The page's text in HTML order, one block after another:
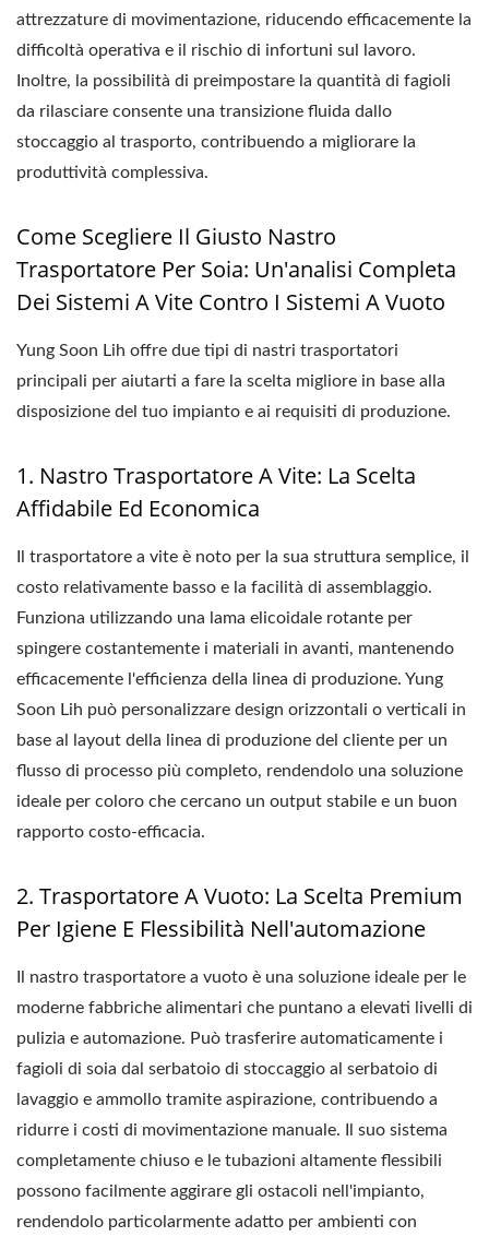
attrezzature di movimentazione, riducendo efficacemente la
difficoltà operativa e il rischio di infortuni sul lavoro.
Inoltre, la possibilità di preimpostare la quantità di fagioli
da rilasciare consente una transizione fluida dallo
stoccaggio al trasporto, contribuendo a migliorare la
produttività complessiva.
Come Scegliere Il Giusto Nastro
Trasportatore Per Soia: Un'analisi Completa
Dei Sistemi A Vite Contro I Sistemi A Vuoto
Yung Soon Lih offre due tipi di nastri trasportatori
principali per aiutarti a fare la scelta migliore in base alla
disposizione del tuo impianto e ai requisiti di produzione.
1. Nastro Trasportatore A Vite: La Scelta
Affidabile Ed Economica
Il trasportatore a vite è noto per la sua struttura semplice, il
costo relativamente basso e la facilità di assemblaggio.
Funziona utilizzando una lama elicoidale rotante per
spingere costantemente i materiali in avanti, mantenendo
efficacemente l'efficienza della linea di produzione. Yung
Soon Lih può personalizzare design orizzontali o verticali in
base al layout della linea di produzione del cliente per un
flusso di processo più completo, rendendolo una soluzione
ideale per coloro che cercano un output stabile e un buon
rapporto costo-efficacia.
2. Trasportatore A Vuoto: La Scelta Premium
Per Igiene E Flessibilità Nell'automazione
Il nastro trasportatore a vuoto è una soluzione ideale per le
moderne fabbriche alimentari che puntano a elevati livelli di
pulizia e automazione. Può trasferire automaticamente i
fagioli di soia dal serbatoio di stoccaggio al serbatoio di
lavaggio e ammollo tramite aspirazione, contribuendo a
ridurre i costi di movimentazione manuale. Il suo sistema
completamente chiuso e le tubazioni altamente flessibili
possono facilmente aggirare gli ostacoli nell'impianto,
rendendolo particolarmente adatto per ambienti con